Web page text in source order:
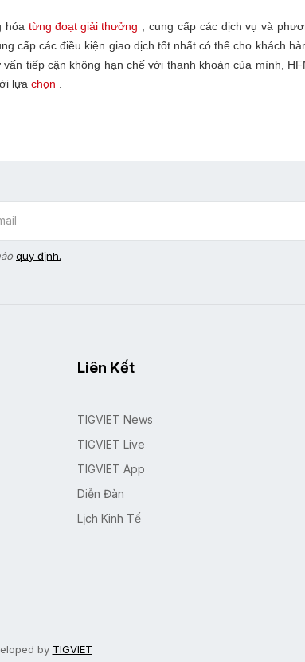
hóatừng đoạt giải thưởng , cung cấp các dịch vụ và
cấp các điều kiện giao dịch tốt nhất có thể cho khách
tiếp cận không hạn chế với thanh khoản của mình,
lựa chọn
quy định.
Liên Kết
TIGVIET News
TIGVIET Live
TIGVIET App
Diễn Đàn
Lịch Kinh Tế
by TIGVIET